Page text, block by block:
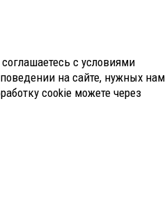
с условиями
на сайте, нужных нам
cookie можете через